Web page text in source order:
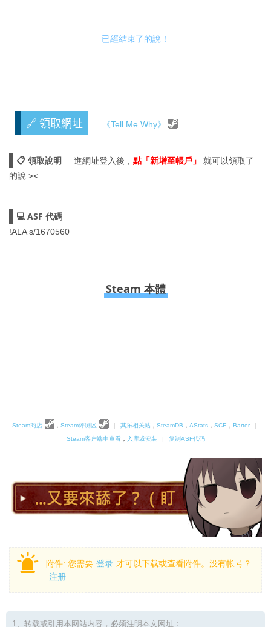
🔗 領取網址 《Tell Me Why》
📋 領取說明 進網址登入後， 點「新增至帳戶」
就可以領取了
的說 ><
💻 ASF 代碼
!ALA s/1670560
Steam 本體
Steam商店 Steam评测区 | 其乐相关帖， SteamDB AStats， SCE Barter
|
Steam客户端中查看， 入库或安装 | 复制ASF代码
附件: 您需要 登录 才可以下载或查看附件。没有帐号？
注册
1、转载或引用本网站内容，必须注明本文网址：